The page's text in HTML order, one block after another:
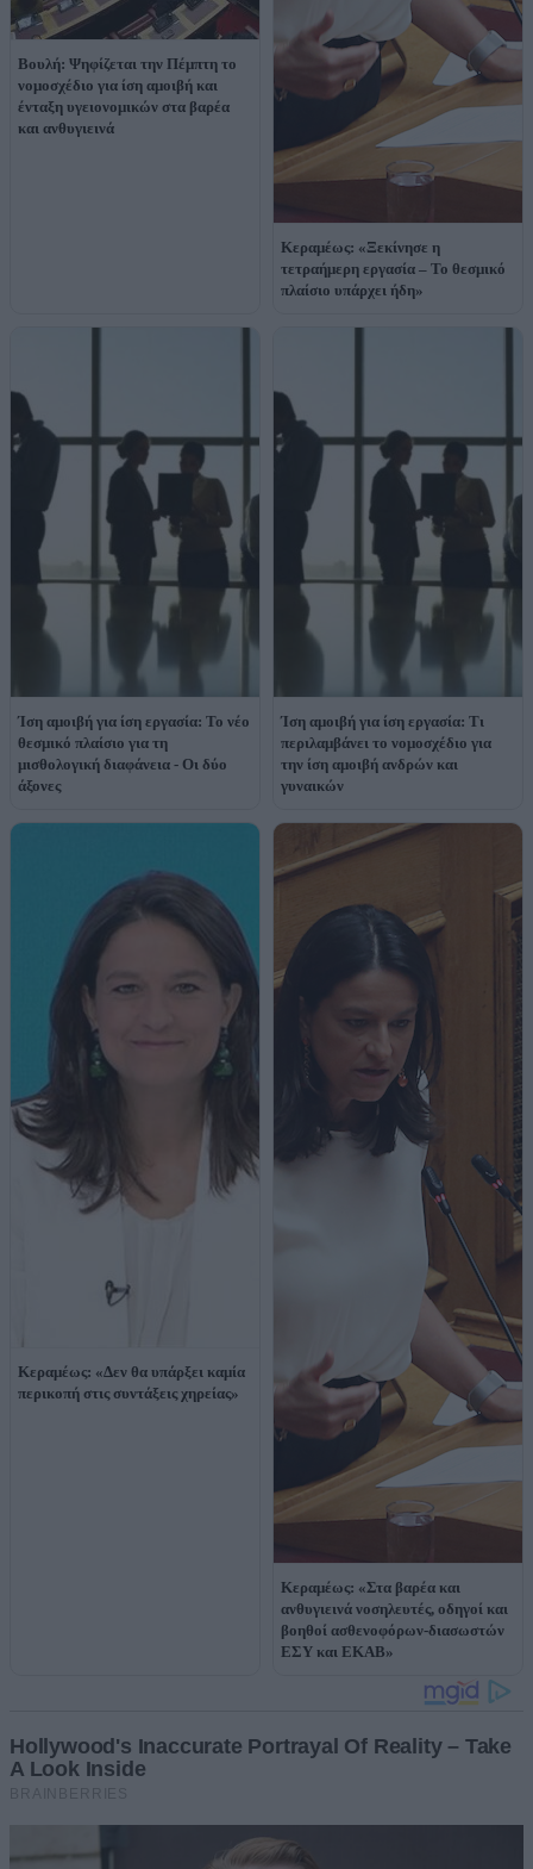
Βουλή: Ψηφίζεται την Πέμπτη το
νομοσχέδιο για ίση αμοιβή και
ένταξη υγειονομικών στα βαρέα
και ανθυγιεινά
Κεραμέως: «Ξεκίνησε η
τετραήμερη εργασία – Το θεσμικό
πλαίσιο υπάρχει ήδη»
Ίση αμοιβή για ίση εργασία: Το νέο
θεσμικό πλαίσιο για τη
μισθολογική διαφάνεια - Οι δύο
άξονες
Ίση αμοιβή για ίση εργασία: Τι
περιλαμβάνει το νομοσχέδιο για
την ίση αμοιβή ανδρών και
γυναικών
Κεραμέως: «Δεν θα υπάρξει καμία
περικοπή στις συντάξεις χηρείας»
Κεραμέως: «Στα βαρέα και
ανθυγιεινά νοσηλευτές, οδηγοί και
βοηθοί ασθενοφόρων-διασωστών
ΕΣΥ και ΕΚΑΒ»